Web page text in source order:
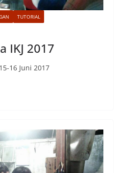
TUTORIAL
IKJ 2017
16 Juni 2017